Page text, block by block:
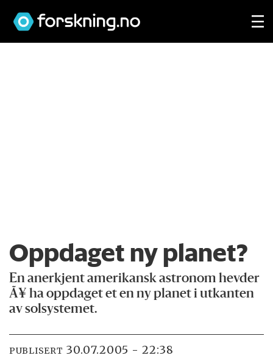
Oppdaget ny planet?
En anerkjent amerikansk astronom hevder
Ã¥ ha oppdaget et en ny planet i utkanten
av solsystemet.
PUBLISERT 30.07.2005 - 22:38